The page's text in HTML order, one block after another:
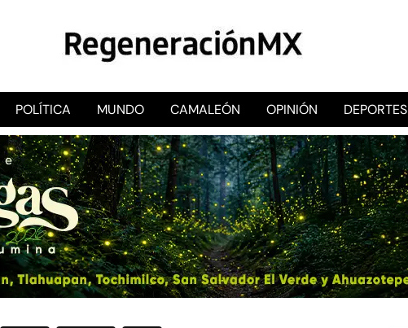
RegeneraciónMX
Sitio de noticias libre e independiente
POLÍTICA MUNDO CAMALEÓN OPINIÓN DEPORTES